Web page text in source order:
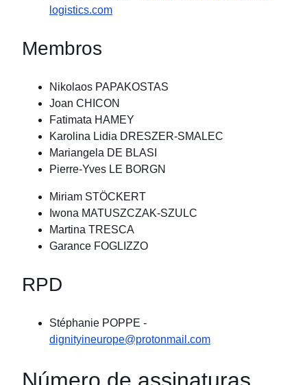
logistics.com
Membros
Nikolaos PAPAKOSTAS
Joan CHICON
Fatimata HAMEY
Karolina Lidia DRESZER-SMALEC
Mariangela DE BLASI
Pierre-Yves LE BORGN
Miriam STÖCKERT
Iwona MATUSZCZAK-SZULC
Martina TRESCA
Garance FOGLIZZO
RPD
Stéphanie POPPE -
dignityineurope@protonmail.com